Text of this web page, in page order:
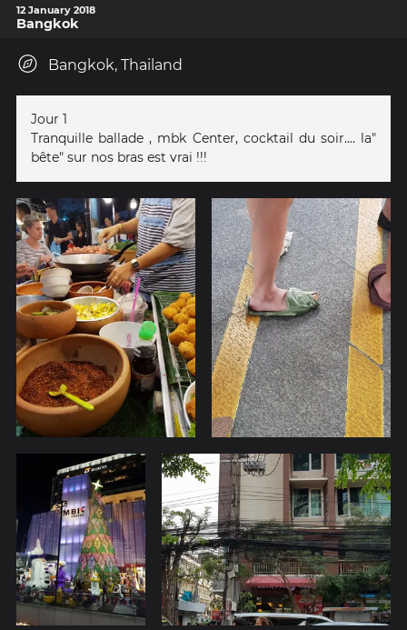
12 January 2018
Bangkok
Bangkok, Thailand
Jour 1
Tranquille ballade , mbk Center, cocktail du soir.... la"
bête" sur nos bras est vrai !!!